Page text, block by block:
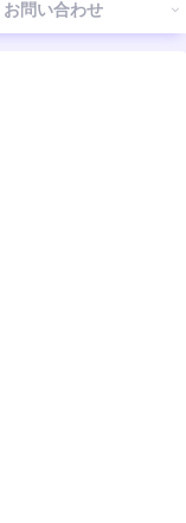
お問い合わせ